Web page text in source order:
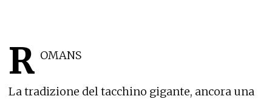
R OMANS
La tradizione del tacchino gigante, ancora una